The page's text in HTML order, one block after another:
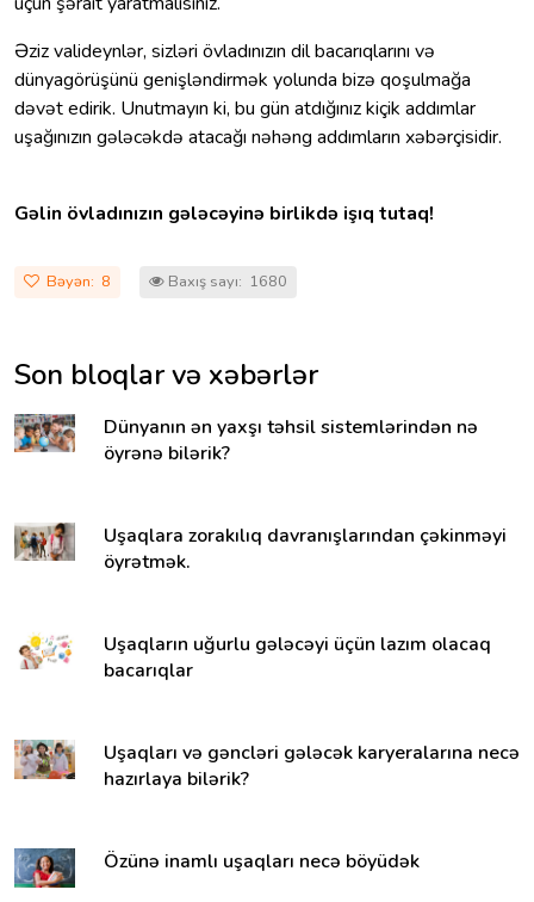
Əziz valideynlər, sizləri övladınızın dil bacarıqlarını və
dünyagörüşünü genişləndirmək yolunda bizə qoşulmağa
dəvət edirik. Unutmayın ki, bu gün atdığınız kiçik addımlar
uşağınızın gələcəkdə atacağı nəhəng addımların xəbərçisidir.
Gəlin övladınızın gələcəyinə birlikdə işıq tutaq!
Bəyən: 8 Baxış sayı: 1680
Son bloqlar və xəbərlər
Dünyanın ən yaxşı təhsil sistemlərindən nə
öyrənə bilərik?
Uşaqlara zorakılıq davranışlarından çəkinməyi
öyrətmək.
Uşaqların uğurlu gələcəyi üçün lazım olacaq
bacarıqlar
Uşaqları və gəncləri gələcək karyeralarına necə
hazırlaya bilərik?
Özünə inamlı uşaqları necə böyüdək